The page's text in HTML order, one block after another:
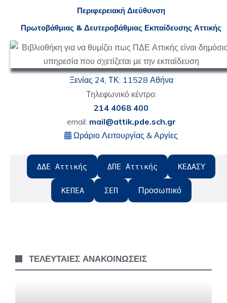
Περιφερειακή Διεύθυνση
Πρωτοβάθμιας & Δευτεροβάθμιας Εκπαίδευσης Αττικής
Ξενίας 24, ΤΚ: 11528 Αθήνα
Τηλεφωνικό κέντρο:
214 4068 400
email: mail@attik.pde.sch.gr
Ωράριο Λειτουργίας & Αργίες
ΔΔΕ Αττικής ΔΠΕ Αττικής ΚΕΔΑΣΥ
ΚΕΠΕΑ ΣΕΠ Προσωπικό
ΤΕΛΕΥΤΑΙΕΣ ΑΝΑΚΟΙΝΩΣΕΙΣ